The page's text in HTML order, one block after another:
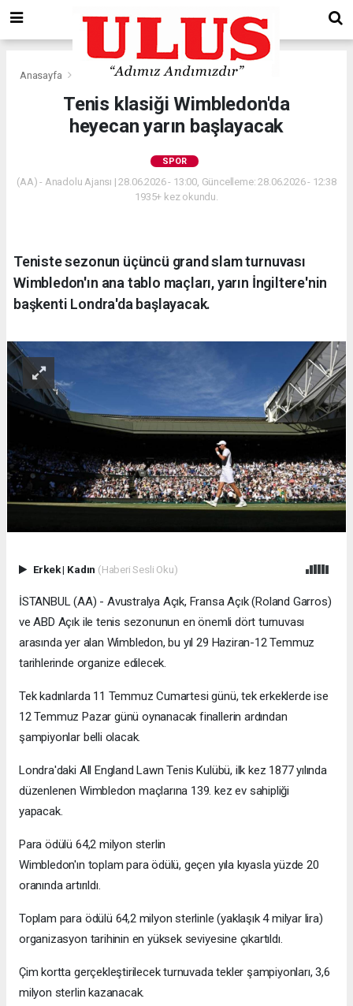
Anasayfa
Tenis klasiği Wimbledon'da
heyecan yarın başlayacak
SPOR
(AA) - Anadolu Ajansı | 28.06.2026 - 13:00, Güncelleme: 28.06.2026 - 12:38
1935+ kez okundu.
Teniste sezonun üçüncü grand slam turnuvası
Wimbledon'ın ana tablo maçları, yarın İngiltere'nin
başkenti Londra'da başlayacak.
Erkek| Kadın (Haberi Sesli Oku)
İSTANBUL (AA) - Avustralya Açık, Fransa Açık (Roland Garros)
ve ABD Açık ile tenis sezonunun en önemli dört turnuvası
arasında yer alan Wimbledon, bu yıl 29 Haziran-12 Temmuz
tarihlerinde organize edilecek.
Tek kadınlarda 11 Temmuz Cumartesi günü, tek erkeklerde ise
12 Temmuz Pazar günü oynanacak finallerin ardından
şampiyonlar belli olacak.
Londra'daki All England Lawn Tenis Kulübü, ilk kez 1877 yılında
düzenlenen Wimbledon maçlarına 139. kez ev sahipliği
yapacak.
Para ödülü 64,2 milyon sterlin
Wimbledon'ın toplam para ödülü, geçen yıla kıyasla yüzde 20
oranında artırıldı.
Toplam para ödülü 64,2 milyon sterlinle (yaklaşık 4 milyar lira)
organizasyon tarihinin en yüksek seviyesine çıkartıldı.
Çim kortta gerçekleştirilecek turnuvada tekler şampiyonları, 3,6
milyon sterlin kazanacak.